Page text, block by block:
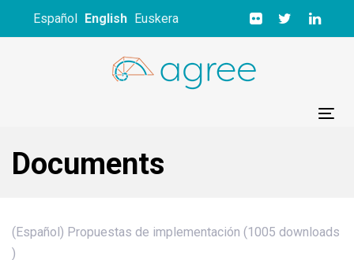
Español English Euskera
Documents
(Español) Propuestas de implementación (1005 downloads
)